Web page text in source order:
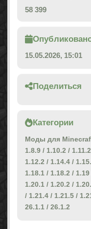
58 399
15.05.2026, 15:01
Поделиться
Категории
Моды для
1.8.9 / 1.10.2 / 1.11.2
1.12.2 / 1.14.4 /
1.18.1 / 1.18.2 / 1.19
1.20.1 / 1.20.2 /
/ 1.21.4 / 1.21.5 /
26.1.1 / 26.1.2